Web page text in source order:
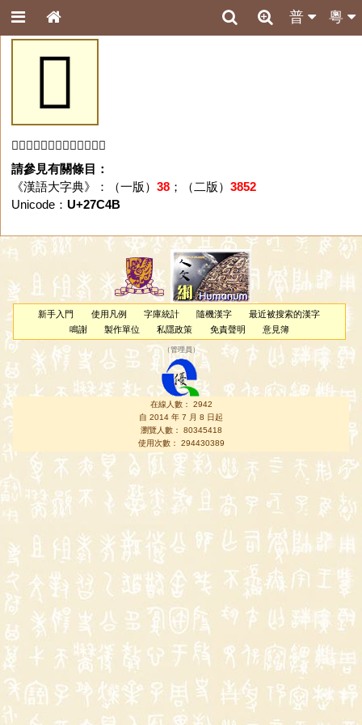
粵
普
𧱋
「𧱋」字未收錄於本資料庫。
請參見有關條目：
《漢語大字典》：（一版） 38；（二版） 3852
Unicode： U+27C4B
新手入門 使用凡例 字庫統計 隨機漢字
最近被搜索的漢字
鳴謝
製作單位 私隱政策 免責聲明 意見簿
（管理員 ）
在線人數： 2942
自 2014 年 7 月 8 日起
瀏覽人數： 80345418
使用次數： 294430389